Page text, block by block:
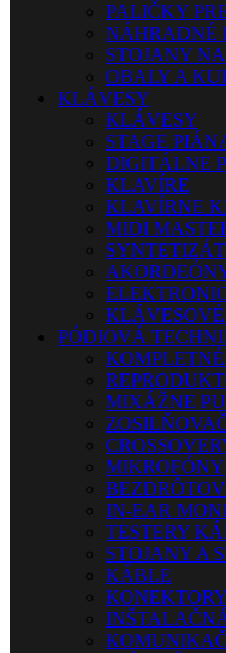
PALIČKY
NÁHRADNÉ
STOJANY
OBALY A
KLÁVESY
KLÁVESY
STAGE
DIGITÁLNE
KLAVÍRE
KLAVÍRNE
MIDI
PÓDIOVÁ
MIXÁŽNE
MIKROFÓNY
IN-EAR
TESTERY
STOJANY A
KÁBLE